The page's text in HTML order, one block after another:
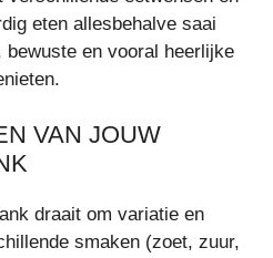
eten allesbehalve saai
en vooral heerlijke
VAN JOUW
draait om variatie en
smaken (zoet, zuur,